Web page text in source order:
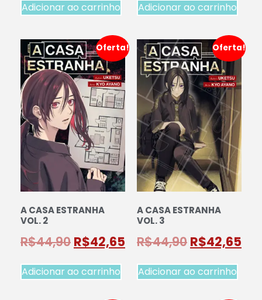
Adicionar ao carrinho Adicionar ao carrinho
Oferta!
A CASA ESTRANHA
VOL. 2
R$44,90 R$42,65
Adicionar ao carrinho
Oferta!
A CASA ESTRANHA
VOL. 3
R$44,90 R$42,65
Adicionar ao carrinho